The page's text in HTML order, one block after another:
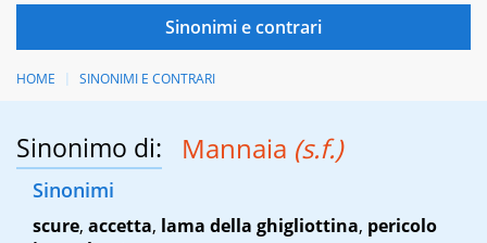
HOME SINONIMI E CONTRARI
Sinonimo di: Mannaia (s.f.)
Sinonimi
scure, accetta, lama della ghigliottina, pericolo